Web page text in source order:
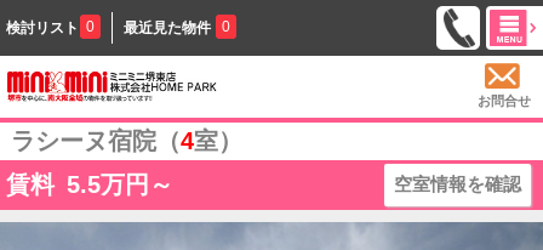
検討リスト 0 最近見た物件 0
お問合せ
ラシーヌ宿院（4室）
賃料 5.5万円～ 空室情報を確認